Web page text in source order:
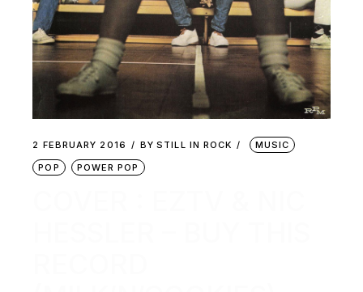
2 FEBRUARY 2016 BY STILL IN ROCK
MUSIC
POP
POWER POP